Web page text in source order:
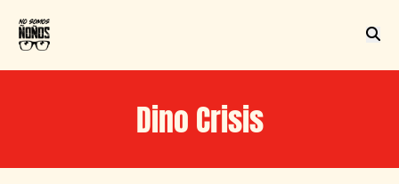
Dino Crisis